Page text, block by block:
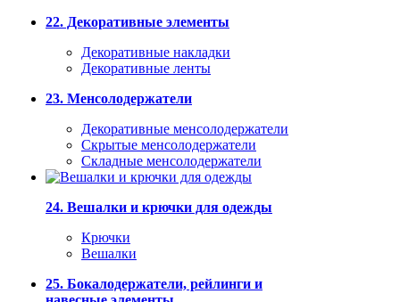
22. Декоративные элементы
Декоративные накладки
Декоративные ленты
23. Менсолодержатели
Декоративные менсолодержатели
Скрытые менсолодержатели
Складные менсолодержатели
24. Вешалки и крючки для одежды
Крючки
Вешалки
25. Бокалодержатели, рейлинги и